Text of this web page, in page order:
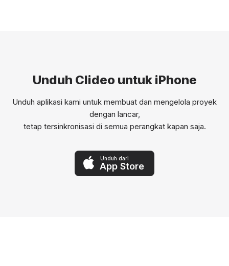
Unduh Clideo untuk iPhone
Unduh aplikasi kami untuk membuat dan mengelola proyek
dengan lancar,
tetap tersinkronisasi di semua perangkat kapan saja.
Unduh dari
App Store